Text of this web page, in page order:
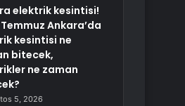
elektrik kesintisi!
Temmuz Ankara’da
kesintisi ne
bitecek,
ne zaman
5, 2026